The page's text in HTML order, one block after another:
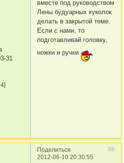
31
вместе под руководством
Лены будуарных куколок
делать в закрытой теме.
Если с нами, то
подготавливай головку,
ножки и ручки
Поделиться
98
2012-06-10 20:30:55